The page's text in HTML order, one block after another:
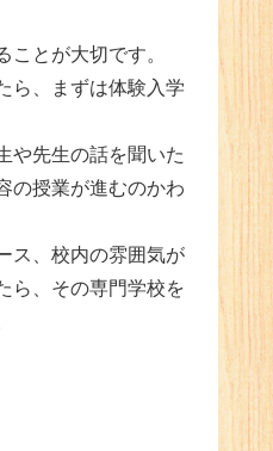
ことが大切です。
ら、まずは体験入学
や先生の話を聞いた
の授業が進むのかわ
ス、校内の雰囲気が
ら、その専門学校を